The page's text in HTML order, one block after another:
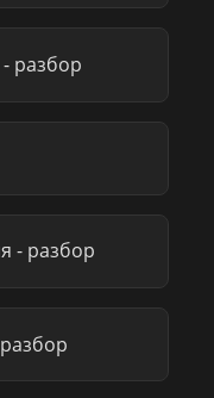
разбор
- разбор